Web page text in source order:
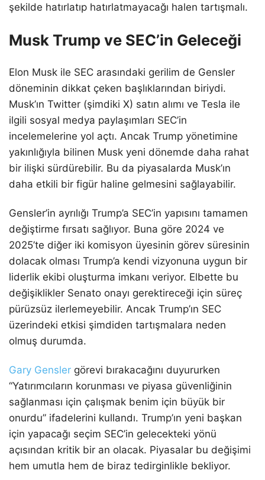
şekilde hatırlatıp hatırlatmayacağı halen tartışmalı.
Musk Trump ve SEC’in Geleceği
Elon Musk ile SEC arasındaki gerilim de Gensler
döneminin dikkat çeken başlıklarından biriydi.
Musk’ın Twitter (şimdiki X) satın alımı ve Tesla ile
ilgili sosyal medya paylaşımları SEC’in
incelemelerine yol açtı. Ancak Trump yönetimine
yakınlığıyla bilinen Musk yeni dönemde daha rahat
bir ilişki sürdürebilir. Bu da piyasalarda Musk’ın
daha etkili bir figür haline gelmesini sağlayabilir.
Gensler’in ayrılığı Trump’a SEC’in yapısını tamamen
değiştirme fırsatı sağlıyor. Buna göre 2024 ve
2025’te diğer iki komisyon üyesinin görev süresinin
dolacak olması Trump’a kendi vizyonuna uygun bir
liderlik ekibi oluşturma imkanı veriyor. Elbette bu
değişiklikler Senato onayı gerektireceği için süreç
pürüzsüz ilerlemeyebilir. Ancak Trump’ın SEC
üzerindeki etkisi şimdiden tartışmalara neden
olmuş durumda.
Gary Gensler görevi bırakacağını duyururken
“Yatırımcıların korunması ve piyasa güvenliğinin
sağlanması için çalışmak benim için büyük bir
onurdu” ifadelerini kullandı. Trump’ın yeni başkan
için yapacağı seçim SEC’in gelecekteki yönü
açısından kritik bir an olacak. Piyasalar bu değişimi
hem umutla hem de biraz tedirginlikle bekliyor.